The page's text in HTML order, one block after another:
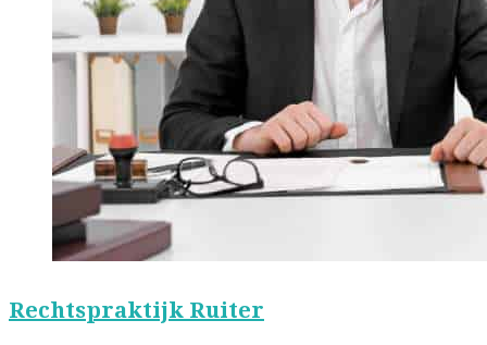
Rechtspraktijk Ruiter